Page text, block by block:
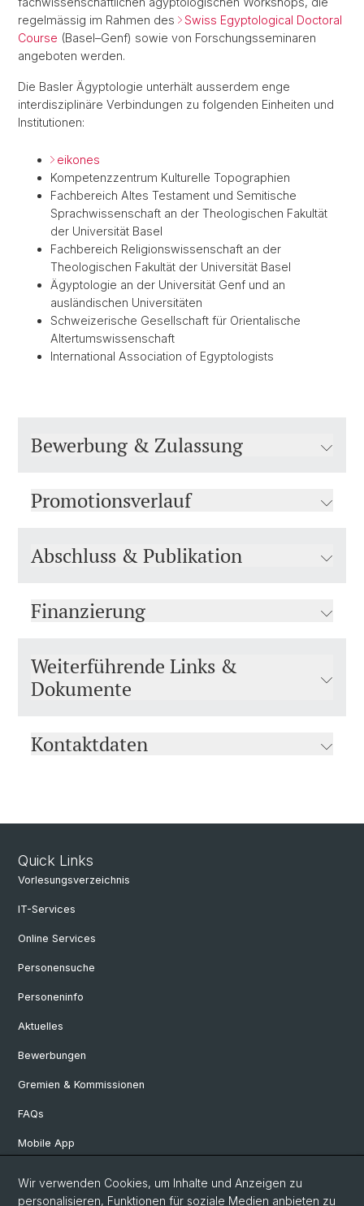
regelmässig im Rahmen des
Swiss Egyptological Doctoral
Course (Basel–Genf) sowie von Forschungsseminaren
angeboten werden.
Die Basler Ägyptologie unterhält ausserdem enge
interdisziplinäre Verbindungen zu folgenden Einheiten und
Institutionen:
eikones
Kompetenzzentrum Kulturelle Topographien
Fachbereich Altes Testament und Semitische
Sprachwissenschaft an der Theologischen Fakultät
der Universität Basel
Fachbereich Religionswissenschaft an der
Theologischen Fakultät der Universität Basel
Ägyptologie an der Universität Genf und an
ausländischen Universitäten
Schweizerische Gesellschaft für Orientalische
Altertumswissenschaft
International Association of Egyptologists
Bewerbung & Zulassung
Promotionsverlauf
Abschluss & Publikation
Finanzierung
Weiterführende Links &
Dokumente
Kontaktdaten
Quick Links
Vorlesungsverzeichnis
IT-Services
Online Services
Personensuche
Personeninfo
Aktuelles
Bewerbungen
Gremien & Kommissionen
FAQs
Mobile App
Departement Geschichte
Wir verwenden Cookies, um Inhalte und Anzeigen zu
personalisieren, Funktionen für soziale Medien anbieten zu